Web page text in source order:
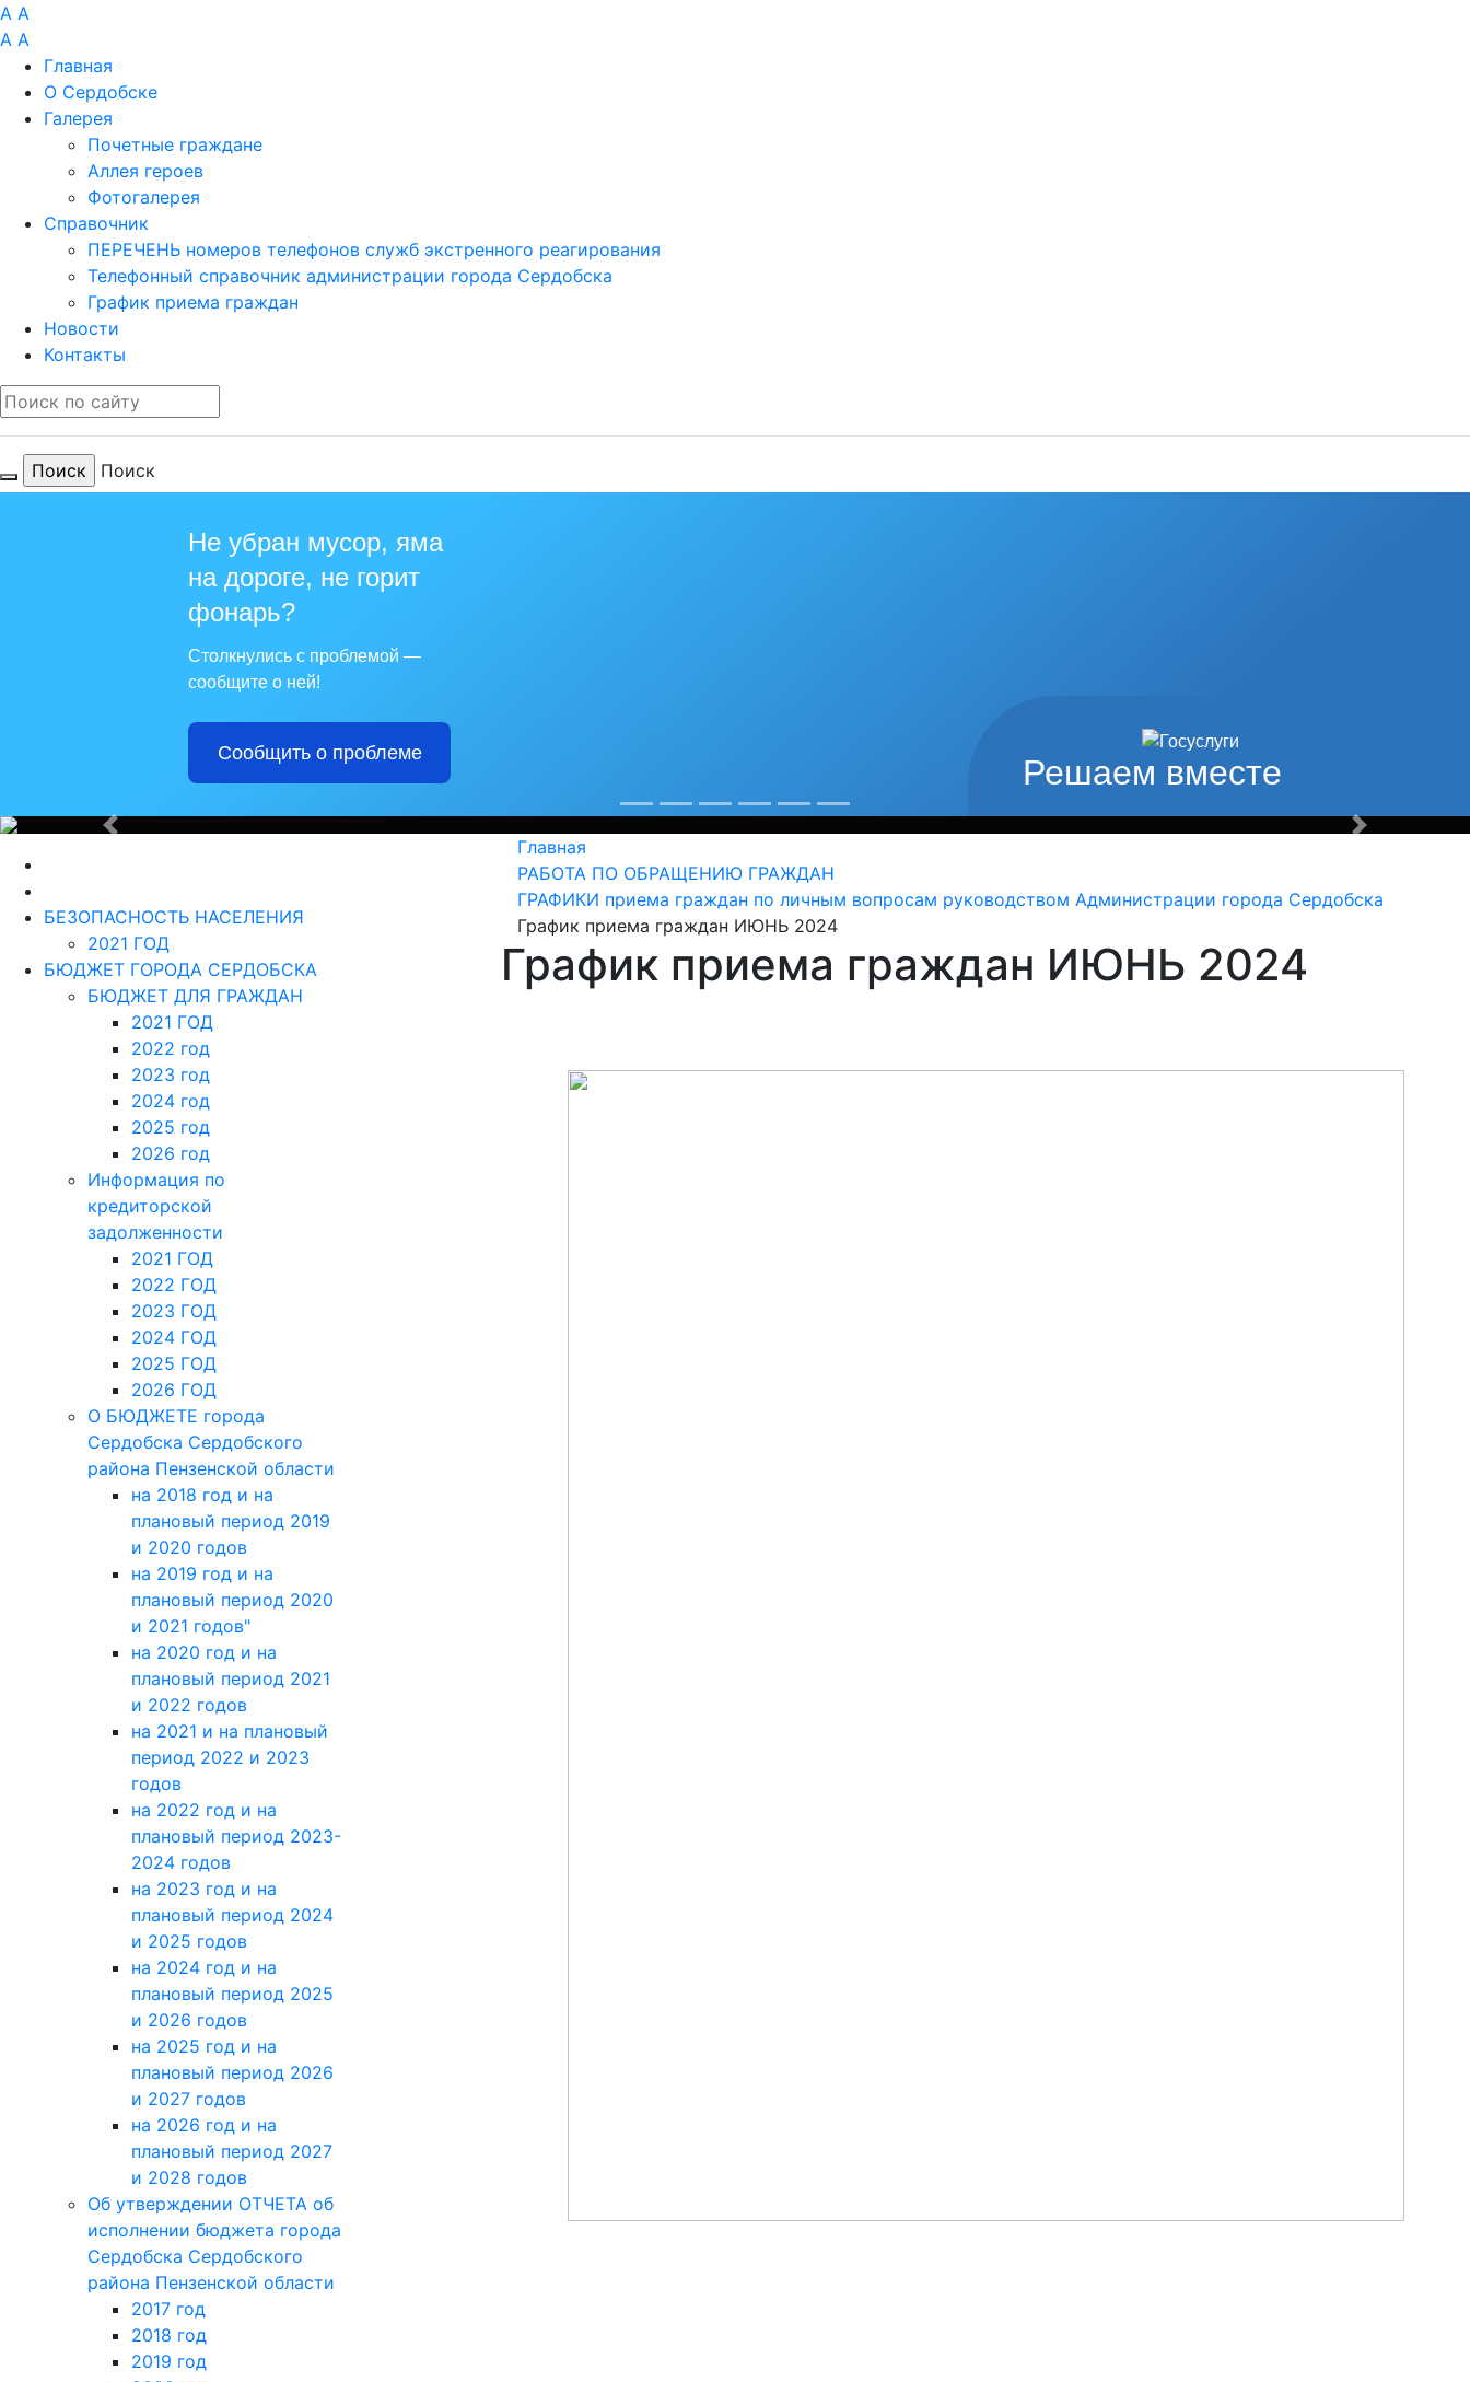
A A
A A
Главная
О Сердобске
Галерея
Почетные граждане
Аллея героев
Фотогалерея
Справочник
ПЕРЕЧЕНЬ номеров телефонов служб экстренного реагирования
Телефонный справочник администрации города Сердобска
График приема граждан
Новости
Контакты
Поиск
Решаем вместе
Не убран мусор, яма
на дороге, не горит
фонарь?
Столкнулись с проблемой —
сообщите о ней!
Сообщить о проблеме
Для тебя любимый город наши
Из года в год крепнет среди сердобчан авторитет физической культуры и спорта
Назад Вперед
БЕЗОПАСНОСТЬ НАСЕЛЕНИЯ
2021 ГОД
БЮДЖЕТ ГОРОДА СЕРДОБСКА
БЮДЖЕТ ДЛЯ ГРАЖДАН
2021 ГОД
2022 год
2023 год
2024 год
2025 год
2026 год
Информация по
кредиторской
задолженности
2021 ГОД
2022 ГОД
2023 ГОД
2024 ГОД
2025 ГОД
2026 ГОД
О БЮДЖЕТЕ города
Сердобска Сердобского
района Пензенской области
на 2018 год и на
плановый период 2019
и 2020 годов
на 2019 год и на
плановый период 2020
и 2021 годов"
на 2020 год и на
плановый период 2021
и 2022 годов
на 2021 и на плановый
период 2022 и 2023
годов
на 2022 год и на
плановый период 2023-
2024 годов
на 2023 год и на
плановый период 2024
и 2025 годов
на 2024 год и на
плановый период 2025
и 2026 годов
на 2025 год и на
плановый период 2026
и 2027 годов
на 2026 год и на
плановый период 2027
и 2028 годов
Об утверждении ОТЧЕТА об
исполнении бюджета города
Сердобска Сердобского
района Пензенской области
2017 год
2018 год
2019 год
Главная
РАБОТА ПО ОБРАЩЕНИЮ ГРАЖДАН
ГРАФИКИ приема граждан по личным вопросам руководством Администрации города Сердобска
График приема граждан ИЮНЬ 2024
График приема граждан ИЮНЬ 2024